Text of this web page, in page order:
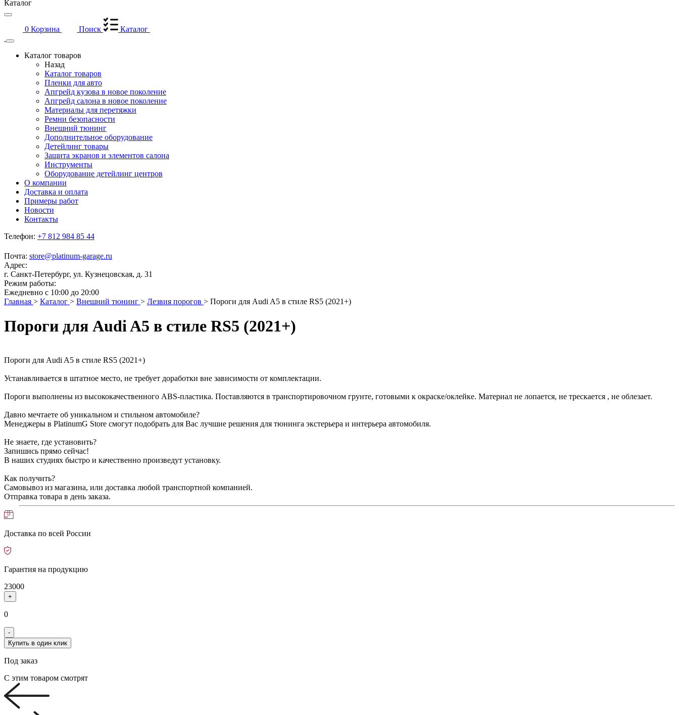
Каталог
0 Корзина Поиск Каталог
Каталог товаров
Назад
Каталог товаров
Пленки для авто
Апгрейд кузова в новое поколение
Апгрейд салона в новое поколение
Материалы для перетяжки
Ремни безопасности
Внешний тюнинг
Дополнительное оборудование
Детейлинг товары
Защита экранов и элементов салона
Инструменты
Оборудование детейлинг центров
О компании
Доставка и оплата
Примеры работ
Новости
Контакты
Телефон: +7 812 984 85 44
Почта: store@platinum-garage.ru
Адрес:
г. Санкт-Петербург, ул. Кузнецовская, д. 31
Режим работы:
Ежедневно с 10:00 до 20:00
Главная > Каталог > Внешний тюнинг > Лезвия порогов > Пороги для Audi A5 в стиле RS5 (2021+)
Пороги для Audi A5 в стиле RS5 (2021+)
Пороги для Audi A5 в стиле RS5 (2021+)
Устанавливается в штатное место, не требует доработки вне зависимости от комплектации.
Пороги выполнены из высококачественного ABS-пластика. Поставляются в транспортировочном грунте, готовыми к окраске/оклейке. Материал не лопается, не трескается , не облезает.
Давно мечтаете об уникальном и стильном автомобиле?
Менеджеры в PlatinumG Store смогут подобрать для Вас лучшие решения для тюнинга экстерьера и интерьера автомобиля.
Не знаете, где установить?
Запишись прямо сейчас!
В наших студиях быстро и качественно произведут установку.
Как получить?
Самовывоз из магазина, или доставка любой транспортной компанией.
Отправка товара в день заказа.
Доставка по всей России
Гарантия на продукцию
23000
+
0
-
Купить в один клик
Под заказ
С этим товаром смотрят